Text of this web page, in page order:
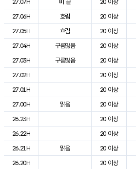
27.07H
비 끝 20 이상
27.06H
흐림 20 이상
27.05H
흐림 20 이상
27.04H
구름많음 20 이상
27.03H
구름많음 20 이상
27.02H
20 이상
27.01H
20 이상
27.00H
맑음 20 이상
26.23H
20 이상
26.22H
20 이상
26.21H
맑음 20 이상
26.20H
20 이상